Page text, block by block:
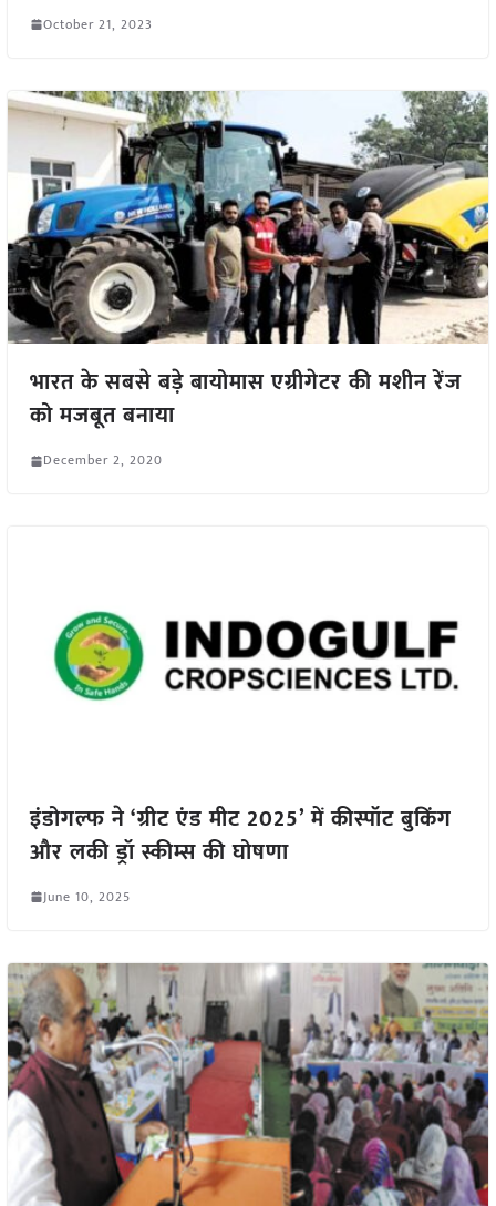
October 21, 2023
भारत के सबसे बड़े बायोमास एग्रीगेटर की मशीन रेंज
को मजबूत बनाया
December 2, 2020
इंडोगल्फ ने ‘ग्रीट एंड मीट 2025’ में कीस्पॉट बुकिंग
और लकी ड्रॉ स्कीम्स की घोषणा
June 10, 2025